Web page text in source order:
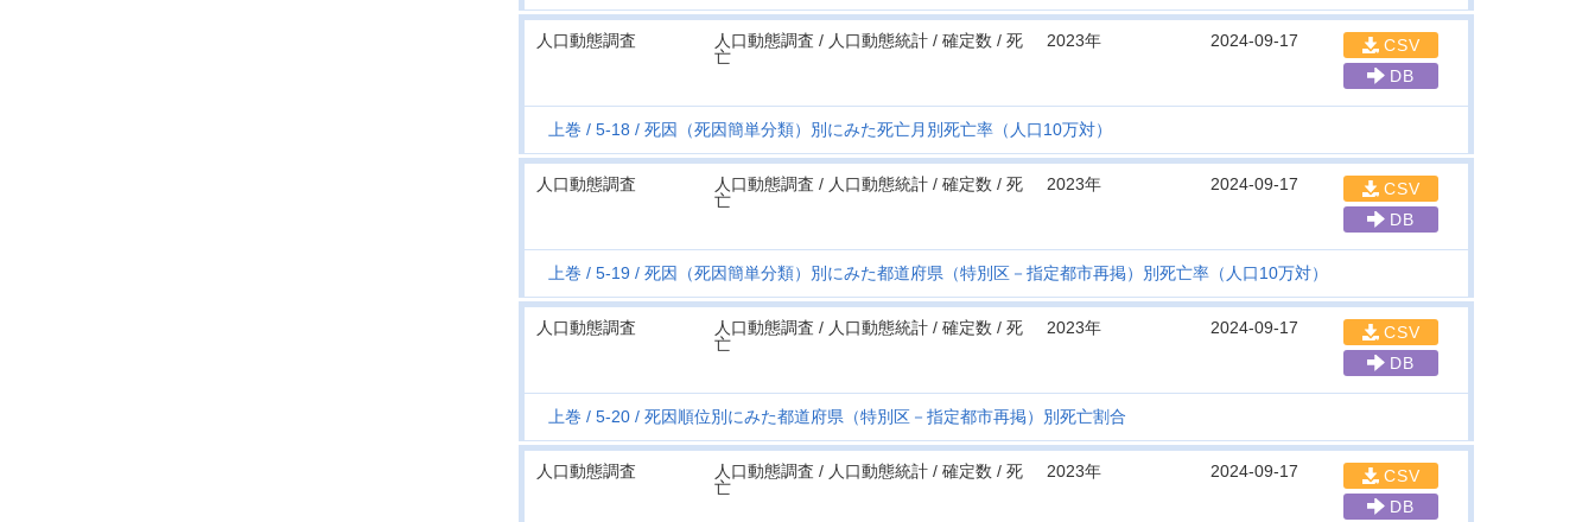
人口動態調査
人口動態調査 / 人口動態統計 / 確定数 / 死
亡
2023年 2024-09-17
CSV
DB
上巻 5-18 死因（死因簡単分類）別にみた死亡月別死亡率（人口10万対）
人口動態調査
人口動態調査 / 人口動態統計 / 確定数 / 死
亡
2023年 2024-09-17
CSV
DB
上巻 5-19 死因（死因簡単分類）別にみた都道府県（特別区－指定都市再掲）別死亡率（人口10万対）
人口動態調査
人口動態調査 / 人口動態統計 / 確定数 / 死
亡
2023年 2024-09-17
CSV
DB
上巻 5-20 死因順位別にみた都道府県（特別区－指定都市再掲）別死亡割合
人口動態調査
人口動態調査 / 人口動態統計 / 確定数 / 死
亡
2023年 2024-09-17
CSV
DB